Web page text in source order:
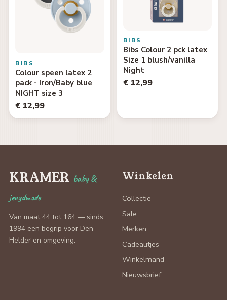
BIBS
Colour speen latex 2
pack - Iron/Baby blue
NIGHT size 3
€ 12,99
BIBS
Bibs Colour 2 pck latex
Size 1 blush/vanilla
Night
€ 12,99
KRAMER baby &
jeugdmode
Van maat 44 tot 164 — sinds
1994 een begrip voor Den
Helder en omgeving.
Winkelen
Collectie
Sale
Merken
Cadeautjes
Winkelmand
Nieuwsbrief